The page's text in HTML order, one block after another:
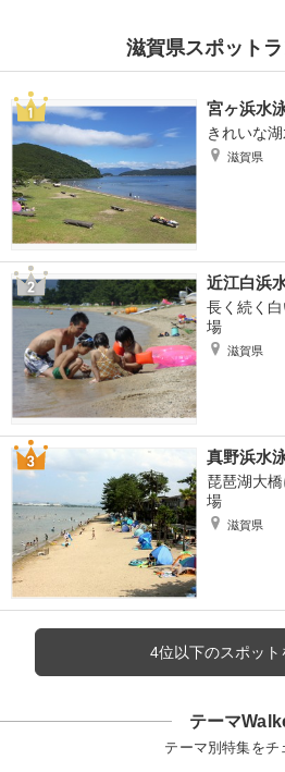
滋賀県スポット
宮ヶ浜水
きれいな
滋賀県
近江白浜
長く続く
場
滋賀県
真野浜水
琵琶湖大
場
滋賀県
4位以下のスポット
テーマ
テーマ別特集をチ